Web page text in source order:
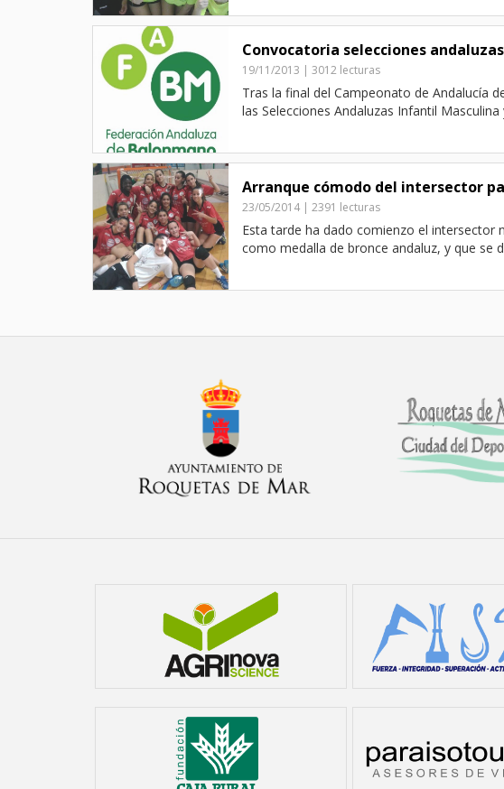
Convocatoria selecciones andaluzas
19/11/2013 | 3012 lecturas
Tras la final del Campeonato de Andalucía
las Selecciones Andaluzas Infantil
Arranque cómodo del intersector
23/05/2014 | 2391 lecturas
Esta tarde ha dado comienzo el intersector
como medalla de bronce andaluz, y que se